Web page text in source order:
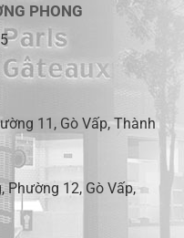
PHONG
11, Gò Vấp, Thành
Phường 12, Gò Vấp,